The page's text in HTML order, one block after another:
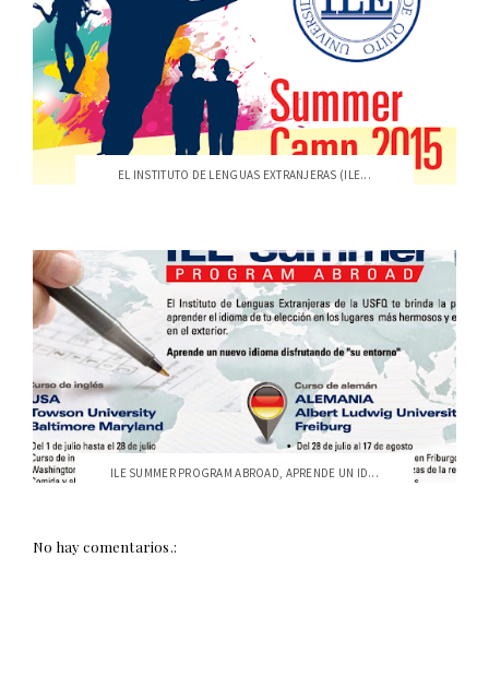
EL INSTITUTO DE LENGUAS EXTRANJERAS (ILE...
ILE SUMMER PROGRAM ABROAD, APRENDE UN ID...
No hay comentarios.: